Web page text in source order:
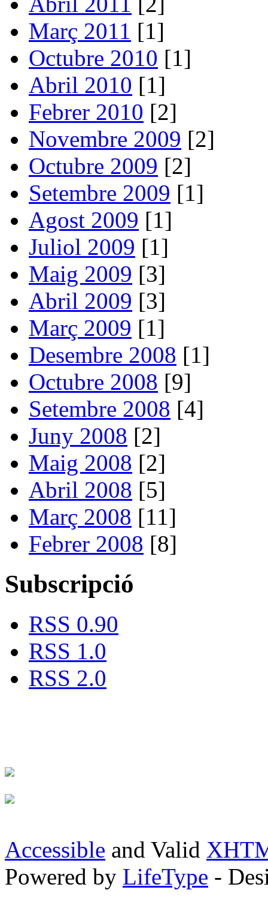
Març 2011 [1]
Octubre 2010 [1]
Abril 2010 [1]
Febrer 2010 [2]
Novembre 2009 [2]
Octubre 2009 [2]
Setembre 2009 [1]
Agost 2009 [1]
Juliol 2009 [1]
Maig 2009 [3]
Abril 2009 [3]
Març 2009 [1]
Desembre 2008 [1]
Octubre 2008 [9]
Setembre 2008 [4]
Juny 2008 [2]
Maig 2008 [2]
Abril 2008 [5]
Març 2008 [11]
Febrer 2008 [8]
Subscripció
RSS 0.90
RSS 1.0
RSS 2.0
Accessible and Valid
Powered by LifeType -